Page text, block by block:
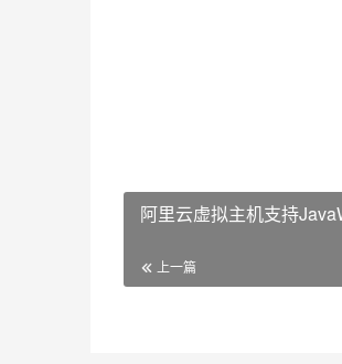
阿里云虚拟主机支持
上一篇